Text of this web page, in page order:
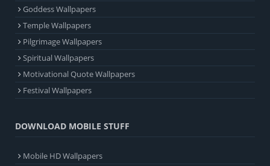
Goddess Wallpapers
Temple Wallpapers
Pilgrimage Wallpapers
Spiritual Wallpapers
Motivational Quote Wallpapers
Festival Wallpapers
DOWNLOAD MOBILE STUFF
Mobile HD Wallpapers